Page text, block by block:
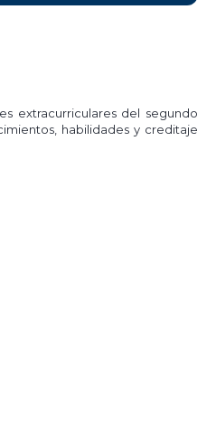
extracurriculares del segundo
habilidades y creditaje